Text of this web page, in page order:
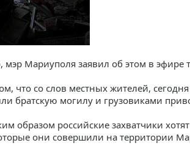
мэр Мариуполя заявил об этом в эфире
что со слов местных жителей,
братскую могилу и грузовиками
образом российские захватчики
они совершили на территории